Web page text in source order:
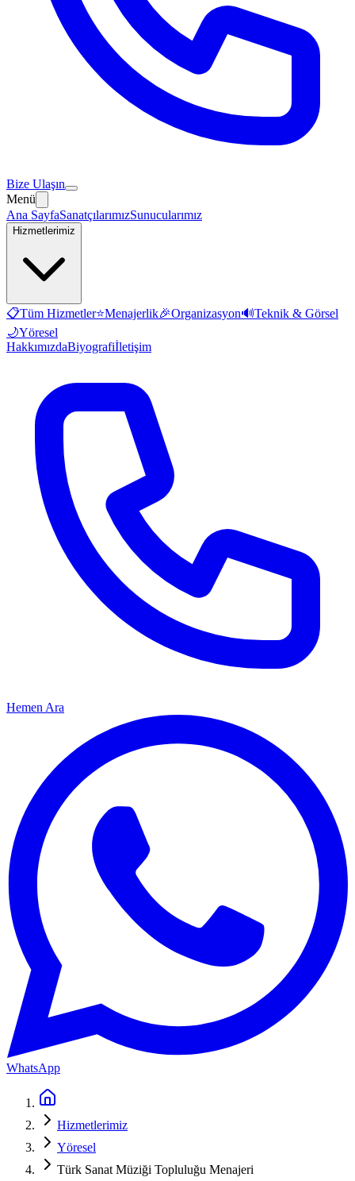
Bize Ulaşın
Menü
Ana SayfaSanatçılarımızSunucularımız
Hizmetlerimiz
📋Tüm Hizmetler⭐Menajerlik🎉Organizasyon🔊Teknik & Görsel
🌙Yöresel
HakkımızdaBiyografiİletişim
Hemen Ara
WhatsApp
Hizmetlerimiz
Yöresel
Türk Sanat Müziği Topluluğu Menajeri